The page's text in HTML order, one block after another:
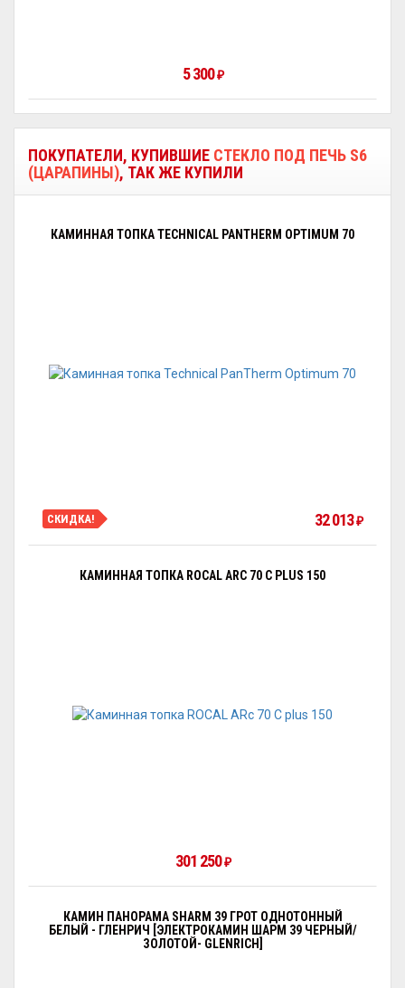
5 300 ₽
ПОКУПАТЕЛИ, КУПИВШИЕ СТЕКЛО ПОД ПЕЧЬ S6
(ЦАРАПИНЫ), ТАК ЖЕ КУПИЛИ
КАМИННАЯ ТОПКА TECHNICAL PANTHERM OPTIMUM 70
СКИДКА! 32 013 ₽
КАМИННАЯ ТОПКА ROCAL ARC 70 C PLUS 150
301 250 ₽
КАМИН ПАНОРАМА SHARM 39 ГРОТ ОДНОТОННЫЙ
БЕЛЫЙ - ГЛЕНРИЧ [ЭЛЕКТРОКАМИН ШАРМ 39 ЧЕРНЫЙ/
ЗОЛОТОЙ- GLENRICH]